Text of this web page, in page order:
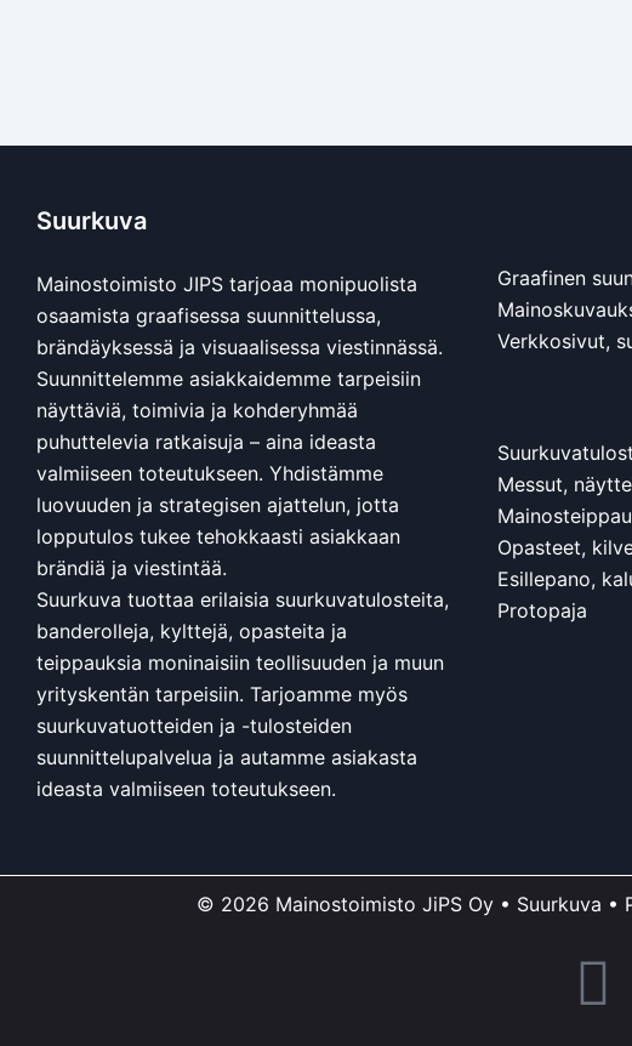
Suurkuva
Mainostoimisto JIPS tarjoaa monipuolista
osaamista graafisessa suunnittelussa,
brändäyksessä ja visuaalisessa viestinnässä.
Suunnittelemme asiakkaidemme tarpeisiin
näyttäviä, toimivia ja kohderyhmää
puhuttelevia ratkaisuja – aina ideasta
valmiiseen toteutukseen. Yhdistämme
luovuuden ja strategisen ajattelun, jotta
lopputulos tukee tehokkaasti asiakkaan
brändiä ja viestintää.
Suurkuva tuottaa erilaisia suurkuvatulosteita,
banderolleja, kylttejä, opasteita ja
teippauksia moninaisiin teollisuuden ja muun
yrityskentän tarpeisiin. Tarjoamme myös
suurkuvatuotteiden ja -tulosteiden
suunnittelupalvelua ja autamme asiakasta
ideasta valmiiseen toteutukseen.
Graafinen
Verkkosivut,
Messut,
Opasteet,
Esillepano,
Protopaja
© 2026 Mainostoimisto JiPS Oy • Suurkuva •
F